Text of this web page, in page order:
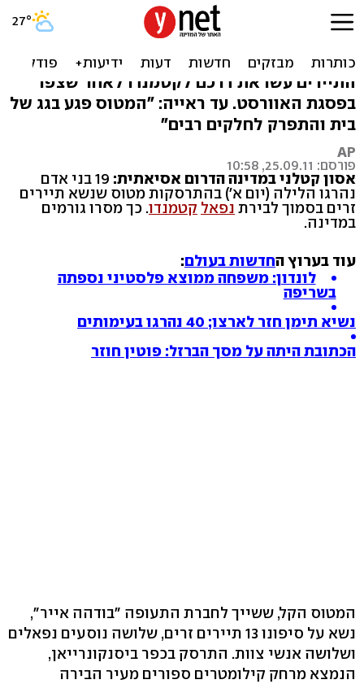
נפאל: 19 הרוגים בהתרסקות
מטוס תיירים
התיירים עשו את דרכם לקטמנדו לאחר שצפו
בפסגת האוורסט. עד ראייה: "המטוס פגע בגג של
בית והתפרק לחלקים רבים"
AP
פורסם: 25.09.11, 10:58
אסון קטלני במדינה הדרום אסיאתית: 19 בני אדם
נהרגו הלילה (יום א') בהתרסקות מטוס שנשא תיירים
זרים בסמוך לבירת נפאל קטמנדו. כך מסרו גורמים
במדינה.
עוד בערוץ החדשות בעולם:
לונדון: משפחה ממוצא פלסטיני נספתה
בשריפה
נשיא תימן חזר לארצו; 40 נהרגו בעימותים
הכתובת היתה על מסך הברזל: פוטין חוזר
המטוס הקל, ששייך לחברת התעופה "בודהה אייר",
נשא על סיפונו 13 תיירים זרים, שלושה נוסעים נפאלים
ושלושה אנשי צוות. התרסק בכפר ביסנקונרייאן,
הנמצא מרחק קילומטרים ספורים מעיר הבירה